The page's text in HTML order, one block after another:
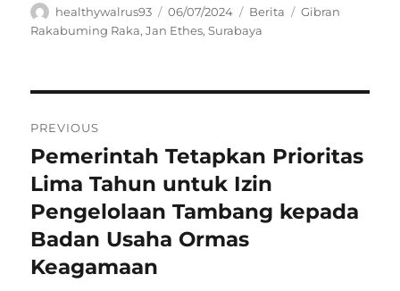
Author
healthywalrus93
Posted
on
06/07/2024 Categories
Berita Tags
Gibran
Rakabuming Raka,Jan Ethes,Surabaya
pos
PREVIOUS
Previous
post:
Pemerintah Tetapkan Prioritas
Lima Tahun untuk Izin
Pengelolaan Tambang kepada
Badan Usaha Ormas
Keagamaan